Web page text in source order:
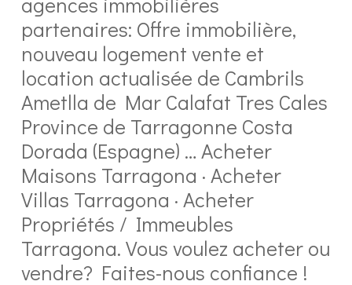
partenaires: Offre immobilière,
nouveau logement vente et
location actualisée de Cambrils
Ametlla de Mar Calafat Tres Cales
Province de Tarragonne Costa
Dorada (Espagne) … Acheter
Maisons Tarragona · Acheter
Villas Tarragona · Acheter
Propriétés / Immeubles
Tarragona. Vous voulez acheter ou
vendre? Faites-nous confiance !